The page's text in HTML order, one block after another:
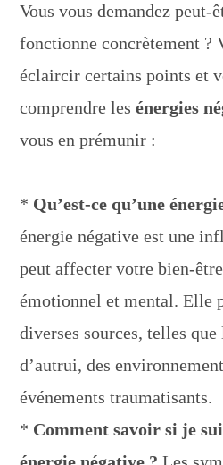
Vous vous demandez peut-
fonctionne concrètement ?
éclaircir certains points et
comprendre lesénergies
vous en prémunir :
* Qu’est-ce qu’une
énergie négative est une
peut affecter votre bien-
émotionnel et mental. Elle
diverses sources, telles que
d’autrui, des
événements traumatisants.
* Comment savoir si je